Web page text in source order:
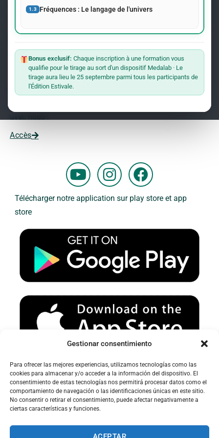
Gestionar consentimiento
Para ofrecer las mejores experiencias, utilizamos tecnologías como las
cookies para almacenar y/o acceder a la información del dispositivo. El
consentimiento de estas tecnologías nos permitirá procesar datos como el
comportamiento de navegación o las identificaciones únicas en este sitio.
No consentir o retirar el consentimiento, puede afectar negativamente a
ciertas características y funciones.
1.3 Fréquences : Le langage de l'univers
Bonus exclusif: Chaque inscription à une formation vous
qualifie pour le tirage au sort d'un dispositif Medalab · Le
tirage aura lieu le 25 septembre parmi tous les participants de
l'Édition Estivale.
événements concernant le Dr Andreas Kalcker et l’Institut
Rejoindre La Liste
Vous souhaitez travailler avec nous ?
Vous voulez faire partie de notre équipe ?
Accès
Y
o
u
u
b
e
I
n
s
a
g
r
a
m
F
a
c
b
o
k
Télécharger notre application sur play store et app
store
Avertissement sur le spam :
Veuillez vérifier votre dossier spam ou courrier indésirable pour
recevoir nos e-mails.